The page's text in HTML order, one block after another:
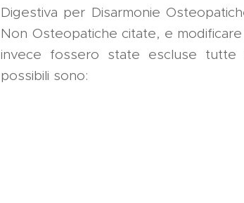
Digestiva per Disarmonie
Non Osteopatiche citate, e
invece fossero state escluse tutte
possibili sono: